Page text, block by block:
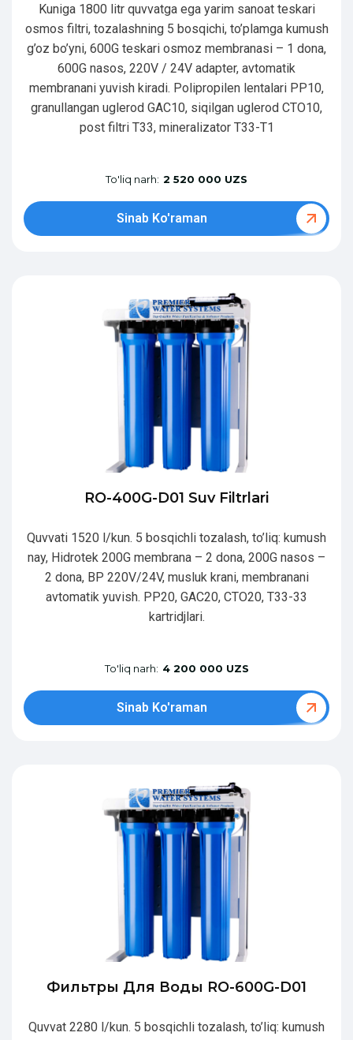
Kuniga 1800 litr quvvatga ega yarim sanoat teskari
osmos filtri, tozalashning 5 bosqichi, to’plamga kumush
g’oz bo’yni, 600G teskari osmoz membranasi – 1 dona,
600G nasos, 220V / 24V adapter, avtomatik
membranani yuvish kiradi. Polipropilen lentalari PP10,
granullangan uglerod GAC10, siqilgan uglerod CTO10,
post filtri T33, mineralizator T33-T1
To'liq narh: 2 520 000 UZS
Sinab Ko'raman
RO-400G-D01 Suv Filtrlari
Quvvati 1520 l/kun. 5 bosqichli tozalash, to’liq: kumush
nay, Hidrotek 200G membrana – 2 dona, 200G nasos –
2 dona, BP 220V/24V, musluk krani, membranani
avtomatik yuvish. PP20, GAC20, CTO20, T33-33
kartridjlari.
To'liq narh: 4 200 000 UZS
Sinab Ko'raman
Фильтры Для Воды RO-600G-D01
Quvvat 2280 l/kun. 5 bosqichli tozalash, to’liq: kumush